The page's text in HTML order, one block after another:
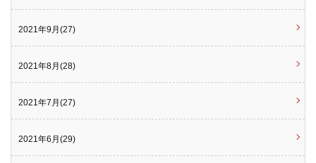
2021年9月(27)
2021年8月(28)
2021年7月(27)
2021年6月(29)